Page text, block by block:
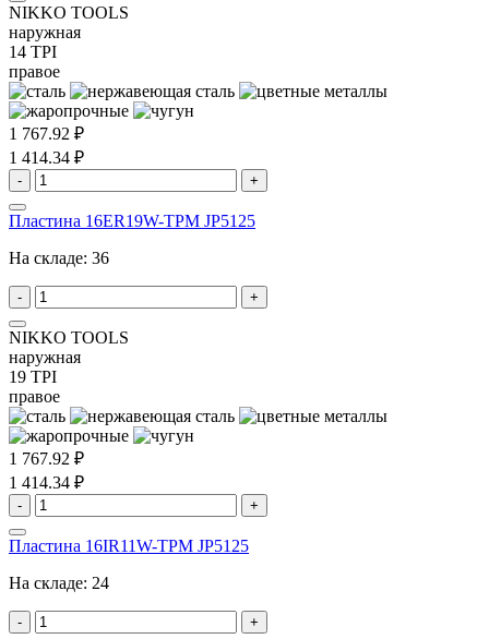
NIKKO TOOLS
наружная
14 TPI
правое
1 767.92 ₽
1 414.34 ₽
- +
Пластина 16ER19W-TPM JP5125
На складе: 36
- +
NIKKO TOOLS
наружная
19 TPI
правое
1 767.92 ₽
1 414.34 ₽
- +
Пластина 16IR11W-TPM JP5125
На складе: 24
- +